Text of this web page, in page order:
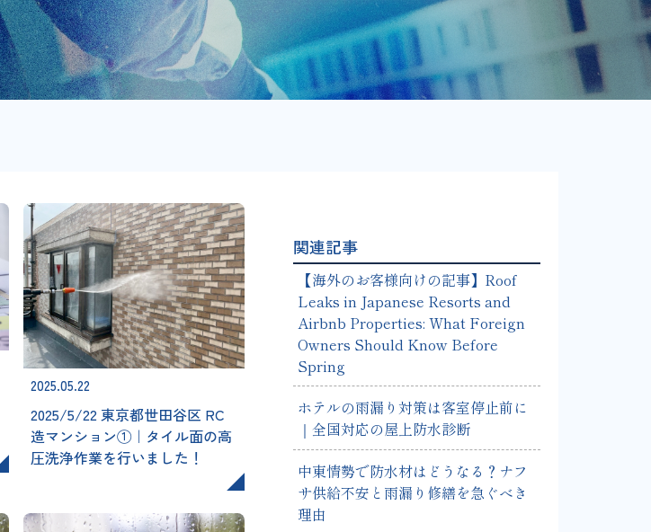
2025.05.22
2025/5/22 東京都世田谷区 RC
造マンション①｜タイル面の高
圧洗浄作業を行いました！
関連記事
【海外のお客様向けの記事】Roof
Leaks in Japanese Resorts and
Airbnb Properties: What Foreign
Owners Should Know Before
Spring
ホテルの雨漏り対策は客室停止前に
｜全国対応の屋上防水診断
中東情勢で防水材はどうなる？ナフ
サ供給不安と雨漏り修繕を急ぐべき
理由